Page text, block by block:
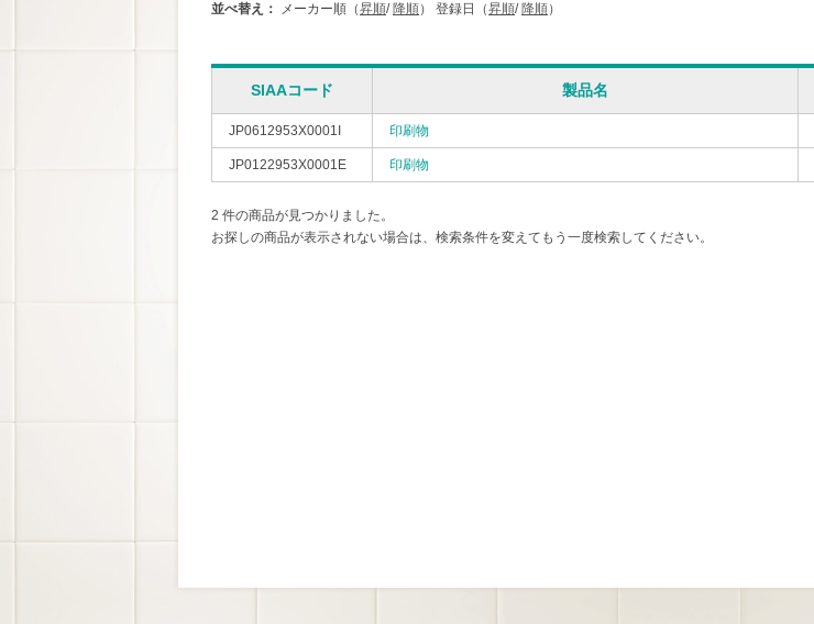
並べ替え： メーカー順（昇順/ 降順） 登録日（昇順/ 降順）
SIAAコード 製品名
JP0612953X0001I 印刷物
JP0122953X0001E 印刷物
2 件の商品が見つかりました。
お探しの商品が表示されない場合は、検索条件を変えてもう一度検索してください。